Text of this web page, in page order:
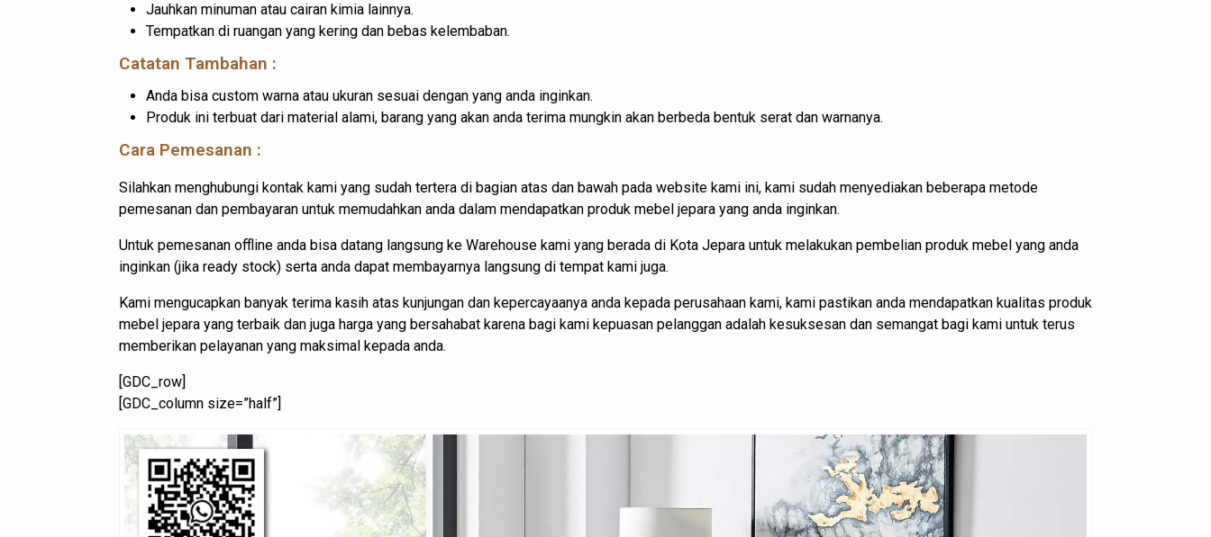
Jauhkan minuman atau cairan kimia lainnya.
Tempatkan di ruangan yang kering dan bebas kelembaban.
Catatan Tambahan :
Anda bisa custom warna atau ukuran sesuai dengan yang anda inginkan.
Produk ini terbuat dari material alami, barang yang akan anda terima mungkin akan berbeda bentuk serat dan warnanya.
Cara Pemesanan :
Silahkan menghubungi kontak kami yang sudah tertera di bagian atas dan bawah pada website kami ini, kami sudah menyediakan beberapa metode
pemesanan dan pembayaran untuk memudahkan anda dalam mendapatkan produk mebel jepara yang anda inginkan.
Untuk pemesanan offline anda bisa datang langsung ke Warehouse kami yang berada di Kota Jepara untuk melakukan pembelian produk mebel yang anda
inginkan (jika ready stock) serta anda dapat membayarnya langsung di tempat kami juga.
Kami mengucapkan banyak terima kasih atas kunjungan dan kepercayaanya anda kepada perusahaan kami, kami pastikan anda mendapatkan kualitas produk
mebel jepara yang terbaik dan juga harga yang bersahabat karena bagi kami kepuasan pelanggan adalah kesuksesan dan semangat bagi kami untuk terus
memberikan pelayanan yang maksimal kepada anda.
[GDC_row]
[GDC_column size=”half”]